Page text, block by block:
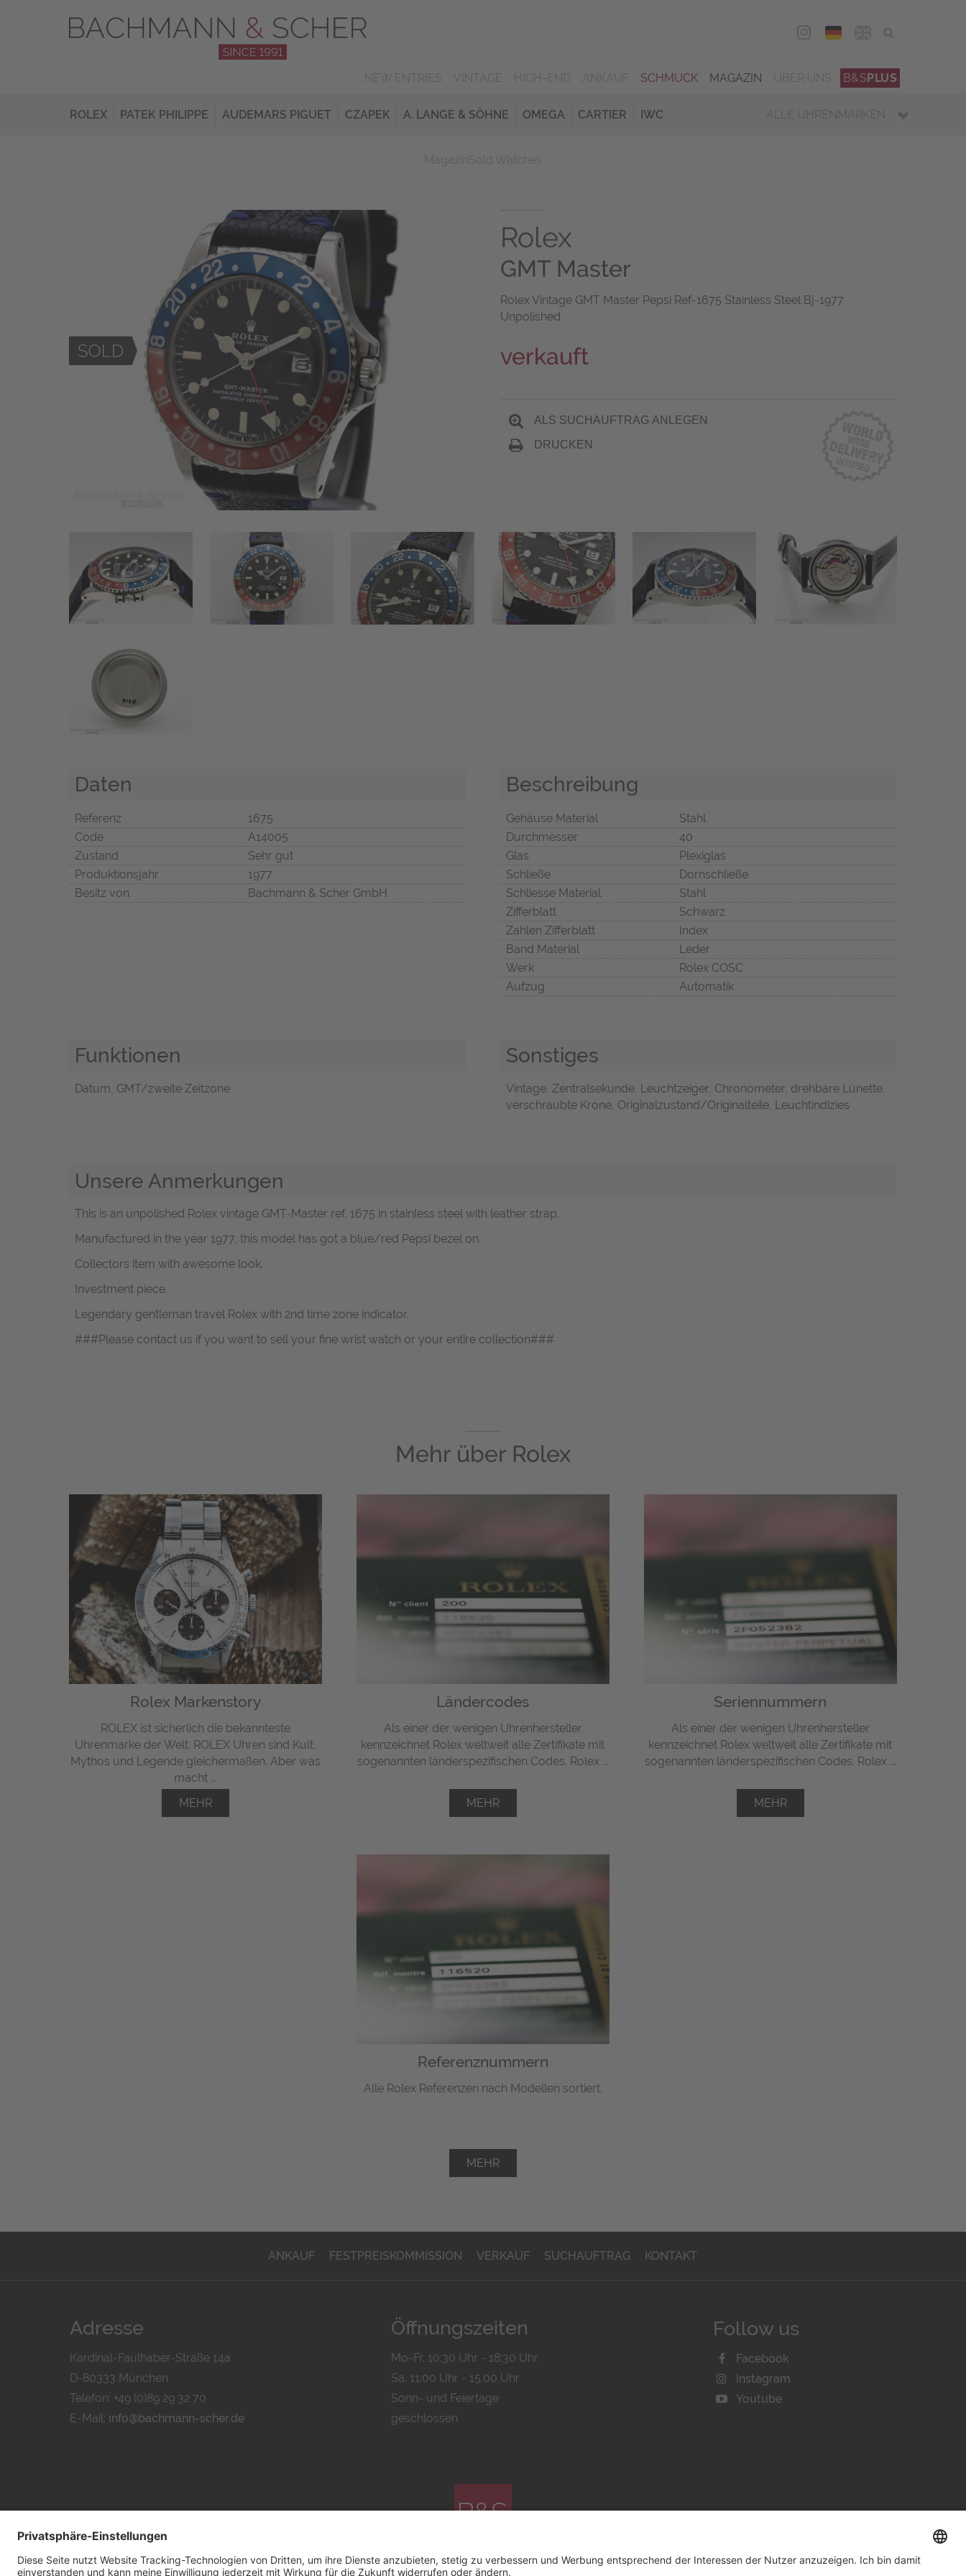
DEU
SCHMUCK MAGAZIN B&SPLUS
ROLEX PATEK PHILIPPE AUDEMARS PIGUET CZAPEK A. LANGE & SÖHNE OMEGA CARTIER IWC ALLE UHRENMARKEN
Rolex
GMT Master
Rolex Vintage GMT Master Pepsi Ref-1675 Stainless Steel Bj-1977
Unpolished
verkauft
ALS SUCHAUFTRAG ANLEGEN
DRUCKEN
Daten
Referenz
1675
Code
A14005
Zustand
Sehr gut
Produktionsjahr
1977
Besitz von
Bachmann & Scher GmbH
Beschreibung
Gehäuse Material
Stahl
Durchmesser
40
Glas
Plexiglas
Schließe
Dornschließe
Schliesse Material
Stahl
Zifferblatt
Schwarz
Zahlen Zifferblatt
Index
Band Material
Leder
Werk
Rolex COSC
Aufzug
Automatik
Funktionen
Datum, GMT/zweite Zeitzone
Sonstiges
Vintage, Zentralsekunde, Leuchtzeiger, Chronometer, drehbare Lünette,
verschraubte Krone, Originalzustand/Originalteile, Leuchtindizies
Unsere Anmerkungen
This is an unpolished Rolex vintage GMT-Master ref. 1675 in stainless steel with leather strap.
Manufactured in the year 1977, this model has got a blue/red Pepsi bezel on.
Collectors item with awesome look.
Investment piece.
Legendary gentleman travel Rolex with 2nd time zone indicator.
###Please contact us if you want to sell your fine wrist watch or your entire collection###
Mehr über Rolex
Rolex Markenstory
ROLEX ist sicherlich die bekannteste
Uhrenmarke der Welt. ROLEX Uhren sind Kult,
Mythos und Legende gleichermaßen. Aber was
macht ...
MEHR
Ländercodes
Als einer der wenigen Uhrenhersteller
kennzeichnet Rolex weltweit alle Zertifikate mit
sogenannten länderspezifischen Codes. Rolex ...
MEHR
Seriennummern
Als einer der wenigen Uhrenhersteller
kennzeichnet Rolex weltweit alle Zertifikate mit
sogenannten länderspezifischen Codes. Rolex ...
MEHR
Referenznummern
Alle Rolex Referenzen nach Modellen sortiert.
MEHR
ANKAUF FESTPREISKOMMISSION VERKAUF SUCHAUFTRAG KONTAKT
Adresse
Kardinal-Faulhaber-Straße 14a
D-80333 München
Telefon: +49 (0)89 29 32 70
E-Mail: info@bachmann-scher.de
Öffnungszeiten
Mo-Fr. 10:30 Uhr - 18:30 Uhr
Sa. 11:00 Uhr - 15.00 Uhr
Sonn- und Feiertage
geschlossen
Follow us
Facebook
Instagram
Youtube
© 2026 by Bachmann & Scher GmbH / Watchandco GmbH